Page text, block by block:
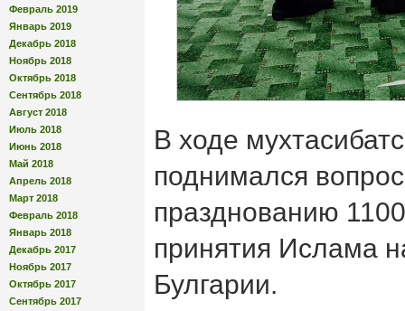
Февраль 2019
Январь 2019
Декабрь 2018
Ноябрь 2018
Октябрь 2018
Сентябрь 2018
Август 2018
Июль 2018
Июнь 2018
Май 2018
Апрель 2018
Март 2018
Февраль 2018
Январь 2018
Декабрь 2017
Ноябрь 2017
Октябрь 2017
Сентябрь 2017
В ходе
поднимался вопрос
празднованию
принятия Ислама
Булгарии.